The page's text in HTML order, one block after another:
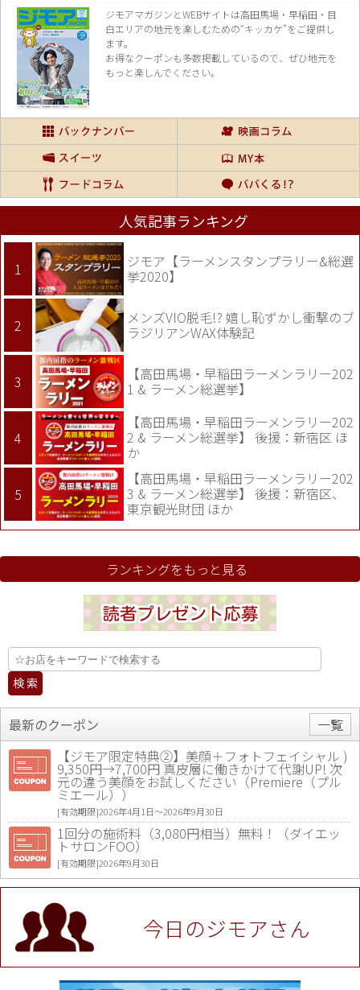
ジモアマガジンとWEBサイトは高田馬場・早稲田・目
白エリアの地元を楽しむための“キッカケ”をご提供し
ます。
お得なクーポンも多数掲載しているので、 ぜひ地元を
もっと楽しんでください。
人気記事ランキング
ジモア【ラーメンスタンプラリー&総選
挙2020】
メンズVIO脱毛!? 嬉し恥ずかし衝撃のブ
ラジリアンWAX体験記
【高田馬場・早稲田ラーメンラリー202
1 & ラーメン総選挙】
【高田馬場・早稲田ラーメンラリー202
2 & ラーメン総選挙】 後援：新宿区 ほ
か
【高田馬場・早稲田ラーメンラリー202
3 & ラーメン総選挙】 後援：新宿区、
東京観光財団 ほか
ランキングをもっと見る
最新のクーポン
一覧
【ジモア限定特典②】美顔＋フォトフェイシャル )
9,350円→7,700円 真皮層に働きかけて代謝UP! 次
元の違う美顔をお試しください（Premiere（プル
ミエール））
[有効期限]2026年4月1日〜2026年9月30日
1回分の施術料（3,080円相当）無料！（ダイエッ
トサロンFOO）
[有効期限]2026年9月30日
値段提示後「ジモア見た」で更に買い取り金額 U
P！※チケットと新品商品は除く（大黒屋 高田馬場
駅前店）
[有効期限]2026年9月30日
★ジモア限定特典★ お会計より全品5％OFF（ナチ
ュラル＆ハンドメイドショップ［マキマキ］）
[有効期限]2026年9月30日まで
今日のジモアさん